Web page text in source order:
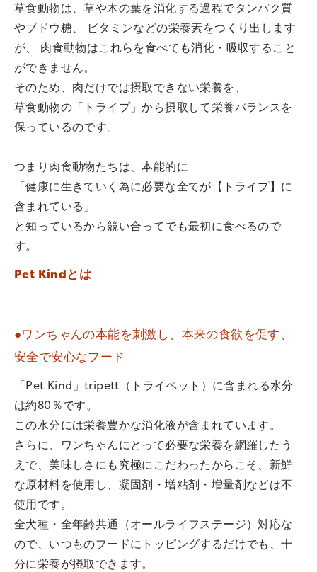
草食動物は、草や木の葉を消化する過程でタンパク質
やブドウ糖、 ビタミンなどの栄養素をつくり出します
が、 肉食動物はこれらを食べても消化・吸収すること
ができません。
そのため、肉だけでは摂取できない栄養を、
草食動物の「トライプ」から摂取して栄養バランスを
保っているのです。
つまり肉食動物たちは、本能的に
「健康に生きていく為に必要な全てが【トライプ】に
含まれている」
と知っているから競い合ってでも最初に食べるので
す。
Pet Kindとは
●ワンちゃんの本能を刺激し、本来の食欲を促す、
安全で安心なフード
「Pet Kind」tripett（トライペット）に含まれる水分
は約80％です。
この水分には栄養豊かな消化液が含まれています。
さらに、ワンちゃんにとって必要な栄養を網羅したう
えで、美味しさにも究極にこだわったからこそ、新鮮
な原材料を使用し、凝固剤・増粘剤・増量剤などは不
使用です。
全犬種・全年齢共通（オールライフステージ）対応な
ので、いつものフードにトッピングするだけでも、十
分に栄養が摂取できます。